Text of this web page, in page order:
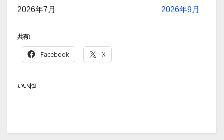
2026年7月 2026年9月
共有:
Facebook X
いいね: